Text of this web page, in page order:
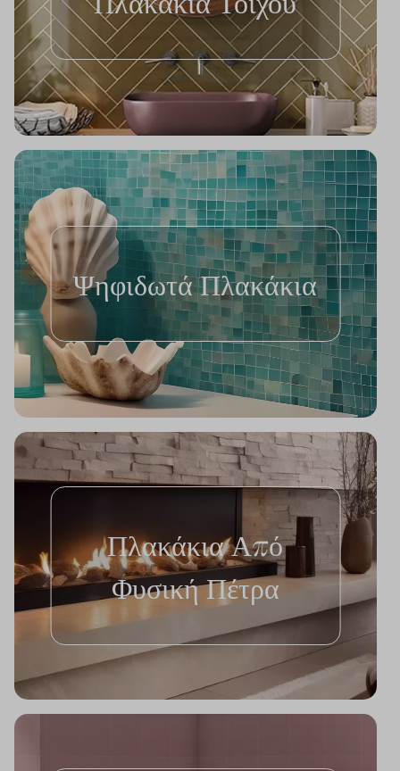
Ψηφιδωτά Πλακάκια
Πλακάκια Από
Φυσική Πέτρα